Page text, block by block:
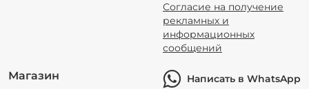
Согласие на получение
рекламных и
информационных
сообщений
Магазин
Написать в WhatsApp